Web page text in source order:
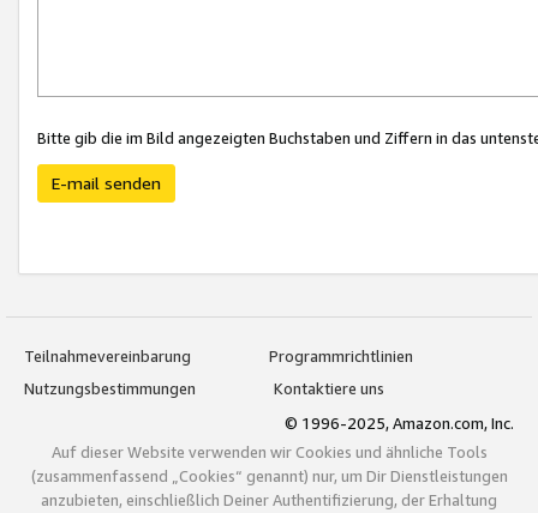
Bitte gib die im Bild angezeigten Buchstaben und Ziffern in das
E-mail senden
Teilnahmevereinbarung
Programmrichtlinien
Nutzungsbestimmungen
Kontaktiere uns
© 1996-2025, Amazon.com, Inc.
Auf dieser Website verwenden wir Cookies und ähnliche Tools
(zusammenfassend „Cookies“ genannt) nur, um Dir Dienstleistungen
anzubieten, einschließlich Deiner Authentifizierung, der Erhaltung